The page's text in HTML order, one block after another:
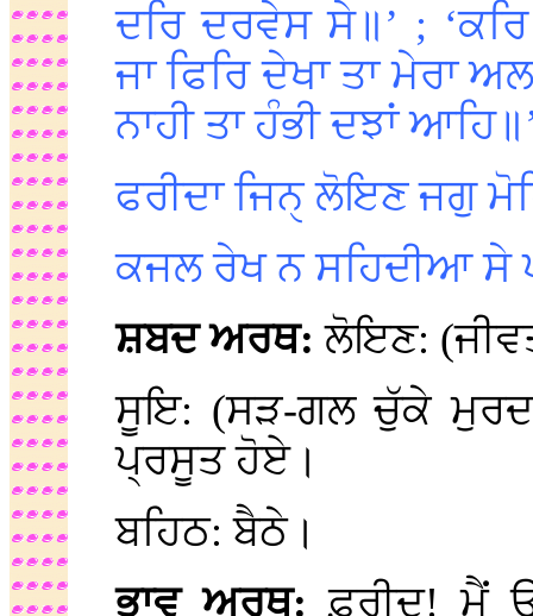
ਦਰਿ ਦਰਵੇਸ ਸੇ॥’ ;
ਜਾ ਫਿਰਿ ਦੇਖਾ ਤਾ ਮੇਰਾ
ਨਾਹੀ ਤਾ ਹੰਭੀ ਦਝਾਂ
ਫਰੀਦਾ ਜਿਨੑ ਲੋਇਣ ਜਗੁ
ਕਜਲ ਰੇਖ ਨ ਸਹਿਦੀਆ ਸੇ
ਸ਼ਬਦ ਅਰਥ:ਲੋਇਣ:
ਸੂਇ: (ਸੜ-ਗਲ ਚੁੱਕੇ
ਪ੍ਰਸੂਤ ਹੋਏ।
ਬਹਿਠ: ਬੈਠੇ।
ਭਾਵ ਅਰਥ:ਫ਼ਰੀਦ! ਮੈਂ